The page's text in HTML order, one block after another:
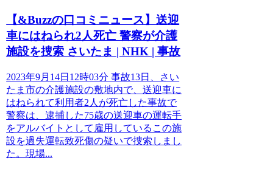
【&Buzzの口コミニュース】送迎
車にはねられ2人死亡 警察が介護
施設を捜索 さいたま | NHK | 事故
2023年9月14日12時03分 事故13日、さい
たま市の介護施設の敷地内で、送迎車に
はねられて利用者2人が死亡した事故で
警察は、逮捕した75歳の送迎車の運転手
をアルバイトとして雇用しているこの施
設を過失運転致死傷の疑いで捜索しまし
た。現場...